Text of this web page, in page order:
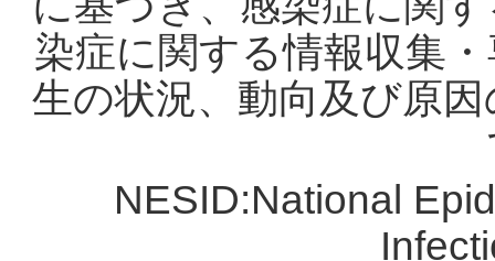
染症に関する情報収集
生の状況、動向及び原
NESID:National